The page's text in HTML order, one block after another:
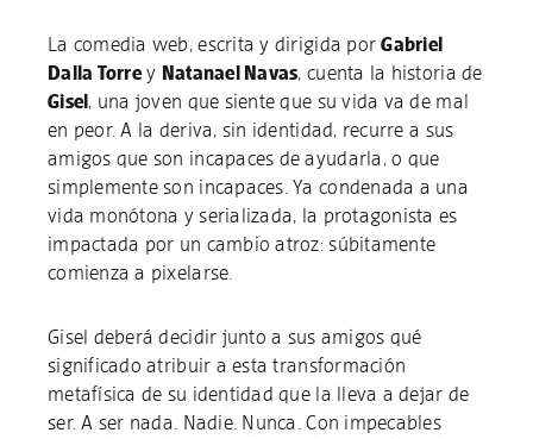
La comedia web, escrita y dirigida porGabriel
Dalla Torrey Natanael Navas, cuenta la historia de
Gisel, una joven que siente que su vida va de mal
en peor. A la deriva, sin identidad, recurre a sus
amigos que son incapaces de ayudarla, o que
simplemente son incapaces. Ya condenada a una
vida monótona y serializada, la protagonista es
impactada por un cambio atroz: súbitamente
comienza a pixelarse.
Gisel deberá decidir junto a sus amigos qué
significado atribuir a esta transformación
metafísica de su identidad que la lleva a dejar de
ser. A ser nada. Nadie. Nunca. Con impecables